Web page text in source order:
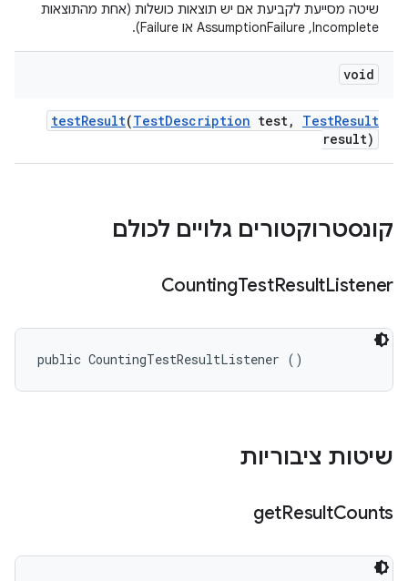
שיטה מסייעת לקביעת אם יש תוצאות כושלות (אחת מהתוצאות
Incomplete,‏ AssumptionFailure או Failure).
void
testResult(TestDescription test, TestResult
result)
קונסטרוקטורים גלויים לכולם
CountingTestResultListener
public CountingTestResultListener ()
שיטות ציבוריות
getResultCounts